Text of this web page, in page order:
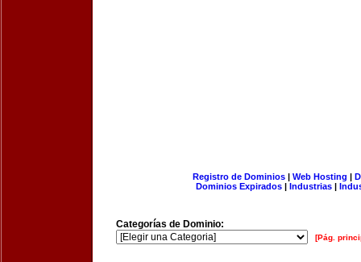
Registro de Dominios| Web Hosting |
Dominios Expirados | Industrias |
Categorías de Dominio:
[Pág.